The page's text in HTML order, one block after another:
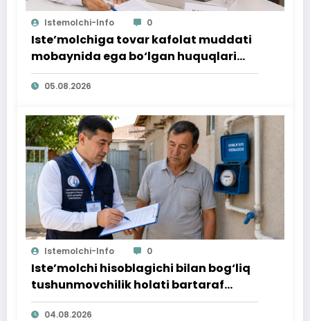
Istemolchi-Info 0
Iste’molchiga tovar kafolat muddati
mobaynida ega bo‘lgan huquqlari
ta’minlab berildi
05.08.2026
Istemolchi-Info 0
Iste’molchi hisoblagichi bilan bog‘liq
tushunmovchilik holati bartaraf
qilindi
04.08.2026